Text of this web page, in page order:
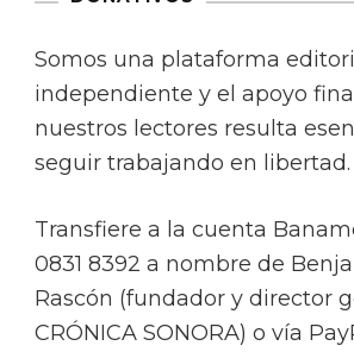
Somos una plataforma
independiente y el apoyo
nuestros lectores resulta
seguir trabajando en libertad.
Transfiere a la cuenta
0831 8392 a nombre de
Rascón (fundador y director
CRÓNICA SONORA) o vía